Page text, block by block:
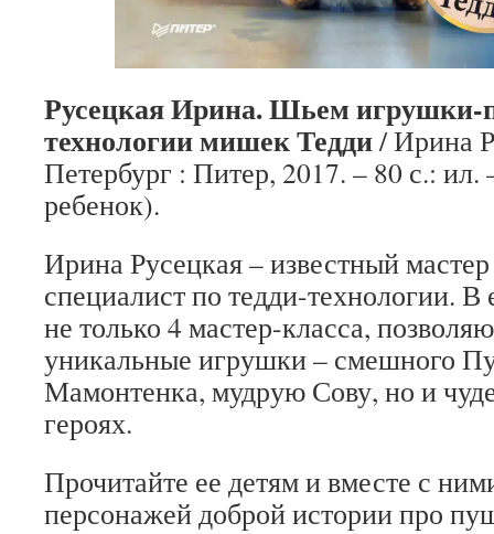
Русецкая Ирина. Шьем игрушки-
технологии мишек Тедди/ Ирина
Петербург : Питер, 2017. – 80 с.:
ребенок).
Ирина Русецкая – известный
специалист по тедди-технологии. В
не только 4 мастер-класса,
уникальные игрушки – смешного
Мамонтенка, мудрую Сову, но и
героях.
Прочитайте ее детям и вместе с
персонажей доброй истории про